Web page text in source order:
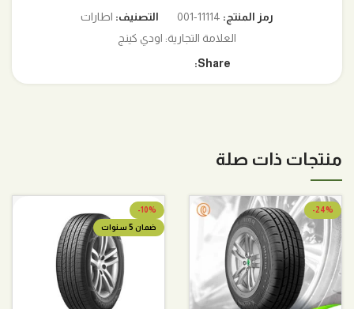
رمز المنتج: 11114-001 التصنيف: اطارات
العلامة التجارية: اودي كينج
Share:
منتجات ذات صلة
-24%
-10%
ضمان 5 سنوات